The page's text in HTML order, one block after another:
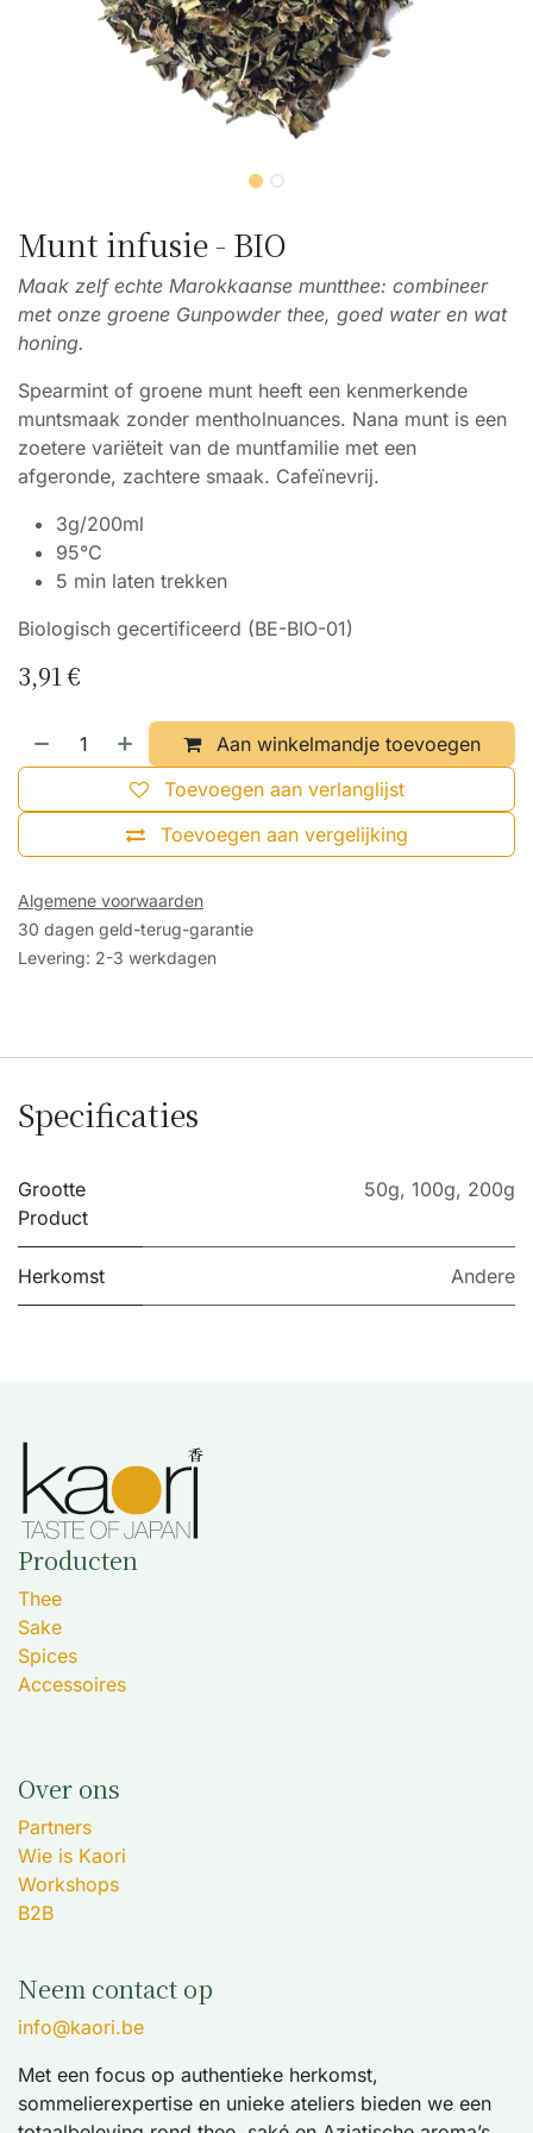
Munt infusie - BIO
Maak zelf echte Marokkaanse muntthee: combineer
met onze groene Gunpowder thee, goed water en wat
honing.
Spearmint of groene munt heeft een kenmerkende
muntsmaak zonder mentholnuances. Nana munt is een
zoetere variëteit van de muntfamilie met een
afgeronde, zachtere smaak. Cafeïnevrij.
3g/200ml
95°C
5 min laten trekken
Biologisch gecertificeerd (BE-BIO-01)
3,91€
Aan winkelmandje toevoegen
Toevoegen aan vergelijking
Toevoegen aan verlanglijst
Algemene voorwaarden
30 dagen geld-terug-garantie
Levering: 2-3 werkdagen
Specificaties
Grootte
Product
50g, 100g, 200g
Herkomst Andere
Producten
Thee
Sake
Spices
Accessoires
Over ons
Partners
Wie is Kaori
Workshops
B2B
Neem contact op
info@kaori.be
Met een focus op authentieke herkomst,
sommelierexpertise en unieke ateliers bieden we een